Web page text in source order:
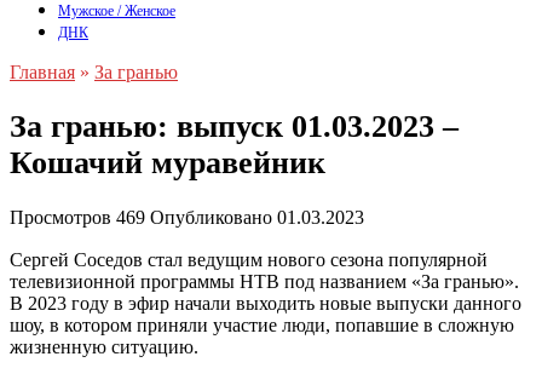
Мужское / Женское
ДНК
Главная » За гранью
За гранью: выпуск 01.03.2023 –
Кошачий муравейник
Просмотров 469 Опубликовано 01.03.2023
Сергей Соседов стал ведущим нового сезона популярной
телевизионной программы НТВ под названием «За гранью».
В 2023 году в эфир начали выходить новые выпуски данного
шоу, в котором приняли участие люди, попавшие в сложную
жизненную ситуацию.